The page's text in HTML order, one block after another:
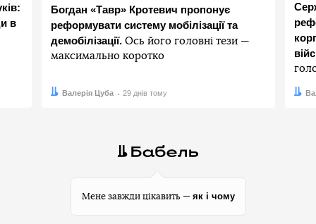
в
Богдан «Тавр» Кротевич пропонує
реформувати систему мобілізації та
демобілізації. Ось його головні тези —
максимально коротко
Автор:Валерія Цуба
Дата: 29 днів тому Дата:
Мене завжди цікавить — як і чому